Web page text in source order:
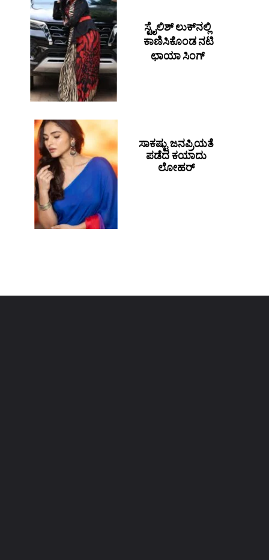
ಸ್ಟೈಲಿಶ್ ಲುಕ್​​ನಲ್ಲಿ
ಕಾಣಿಸಿಕೊಂಡ ನಟಿ
ಛಾಯಾ ಸಿಂಗ್
ಸಾಕಷ್ಟು ಜನಪ್ರಿಯತೆ
ಪಡೆದ ಕಯಾದು
ಲೋಹರ್